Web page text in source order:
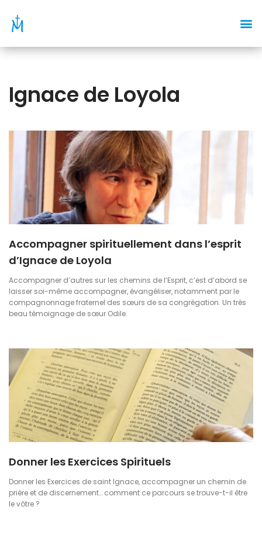
Aller
au
Ignace de Loyola
Accompagner spirituellement dans l’esprit
d’Ignace de Loyola
Accompagner d’autres sur les chemins de l’Esprit, c’est d’abord se
laisser soi-même accompagner, évangéliser, notamment par le
compagnonnage fraternel des sœurs de sa congrégation. Un très
beau témoignage de sœur Odile.
Donner les Exercices Spirituels
Donner les Exercices de saint Ignace, accompagner un chemin de
prière et de discernement… comment ce parcours se trouve-t-il être
le vôtre ?